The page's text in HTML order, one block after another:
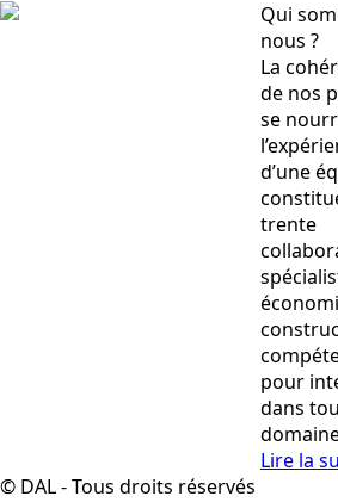
Qui
nous ?
La
de nos
se
d’une
trente
pour
dans
Lire la
© DAL - Tous droits réservés